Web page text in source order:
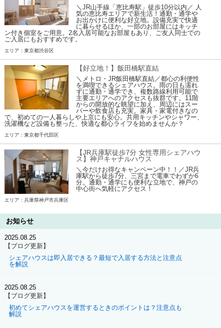
＼JR山手線「恵比寿駅」徒歩10分以内／ 人
気の恵比寿エリアで新生活！通勤・通学や
お出かけに便利な好立地。設備充実で快適
に暮らせるほか、一部のお部屋にはキッチ
ン付き個室をご用意。2名入居可能なお部屋もあり、ご友人同士での
ご入居にもおすすめです。
エリア：東京都渋谷区
【好立地！】飯田橋駅直結
＼メトロ・JR飯田橋駅直結／都心の利便性
を満喫できるシェアハウス。雨の日も濡れ
ずに通勤・通学でき、複数路線利用可能で
主要エリアへのアクセスも抜群です。11階
からの開放的な眺望に加え、周辺にはスー
パーや飲食店も充実。家具・家電付きなの
で、初めての一人暮らしや上京にも安心。共用キッチンやシャワー、
洗濯機など設備も整った、快適な都心ライフを始めませんか？
エリア：東京都千代田区
【JR兵庫駅徒歩7分 女性専用シェアハウ
ス】神戸キャナルハウス
＼今だけお得なキャンペーン中！！／JR兵
庫駅から徒歩7分、三宮まで電車でわずか6
分。通勤・通学にも便利な立地で、神戸の
中心街へ気軽にアクセス！
エリア：兵庫県神戸市兵庫区
お知らせ
2025.08.25
【ブログ更新】
シェアハウスは即入居できる？最短で入居する方法と注意点
を解説
2025.08.25
【ブログ更新】
初めてシェアハウスを運営するときのポイントは？注意点も
解説